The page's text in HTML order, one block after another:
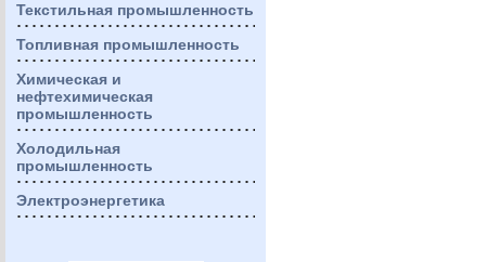
Текстильная промышленность
Топливная промышленность
Химическая и
нефтехимическая
промышленность
Холодильная
промышленность
Электроэнергетика